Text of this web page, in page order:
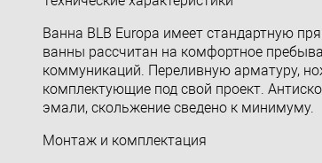
Ванна BLB Europa имеет стандартную
ванны рассчитан на комфортное
коммуникаций. Переливную арматуру,
комплектующие под свой проект.
эмали, скольжение сведено к минимуму.
Монтаж и комплектация